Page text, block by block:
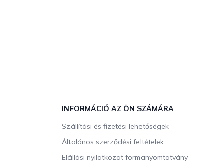
INFORMÁCIÓ AZ ÖN SZÁMÁRA
Szállítási és fizetési lehetőségek
Általános szerződési feltételek
Elállási nyilatkozat formanyomtatvány